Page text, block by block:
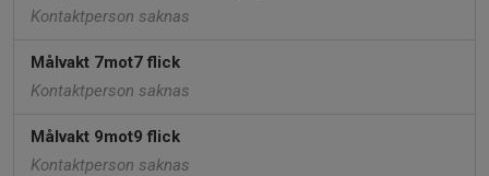
Kontaktperson saknas
Målvakt 7mot7 flick
Kontaktperson saknas
Målvakt 9mot9 flick
Kontaktperson saknas